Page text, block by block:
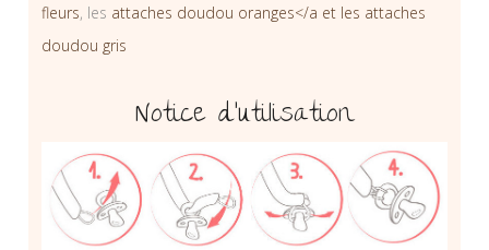
fleurs, les attaches doudou oranges</a et les attaches
doudou gris
Notice d’utilisation